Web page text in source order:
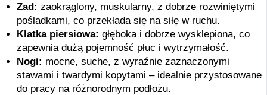
Zad: zaokrąglony, muskularny, z dobrze rozwiniętymi
pośladkami, co przekłada się na siłę w ruchu.
Klatka piersiowa: głęboka i dobrze wysklepiona, co
zapewnia dużą pojemność płuc i wytrzymałość.
Nogi: mocne, suche, z wyraźnie zaznaczonymi
stawami i twardymi kopytami – idealnie przystosowane
do pracy na różnorodnym podłożu.